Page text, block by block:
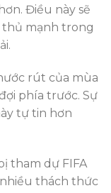
Điều này sẽ
thủ mạnh trong
rút của mùa
phía trước. Sự
tự tin hơn
tham dự FIFA
thách thức